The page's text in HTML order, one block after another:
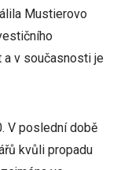
Mustierovo
a v současnosti je
V poslední době
kvůli propadu